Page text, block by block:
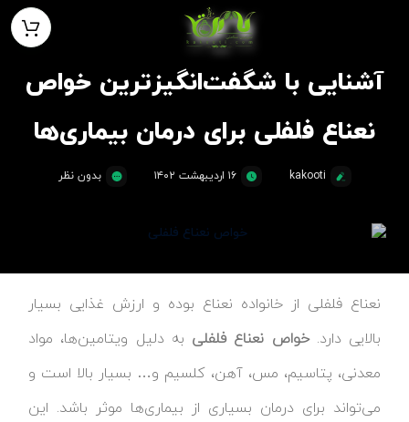
آشنایی با شگفت‌انگیزترین خواص
نعناع فلفلی برای درمان بیماری‌ها
kakooti ۱۶ اردیبهشت ۱۴۰۲ بدون نظر
نعناع فلفلی از خانواده نعناع بوده و ارزش غذایی بسیار
بالایی دارد.خواص نعناع فلفلی به دلیل ویتامین‌ها، مواد
معدنی، پتاسیم، مس، آهن، کلسیم و… بسیار بالا است و
می‌تواند برای درمان بسیاری از بیماری‌ها موثر باشد. این